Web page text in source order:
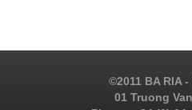
©2011 BA RIA -
01 Truong